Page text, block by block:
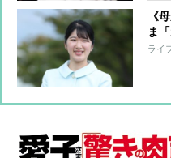
《
ま
「
ライ